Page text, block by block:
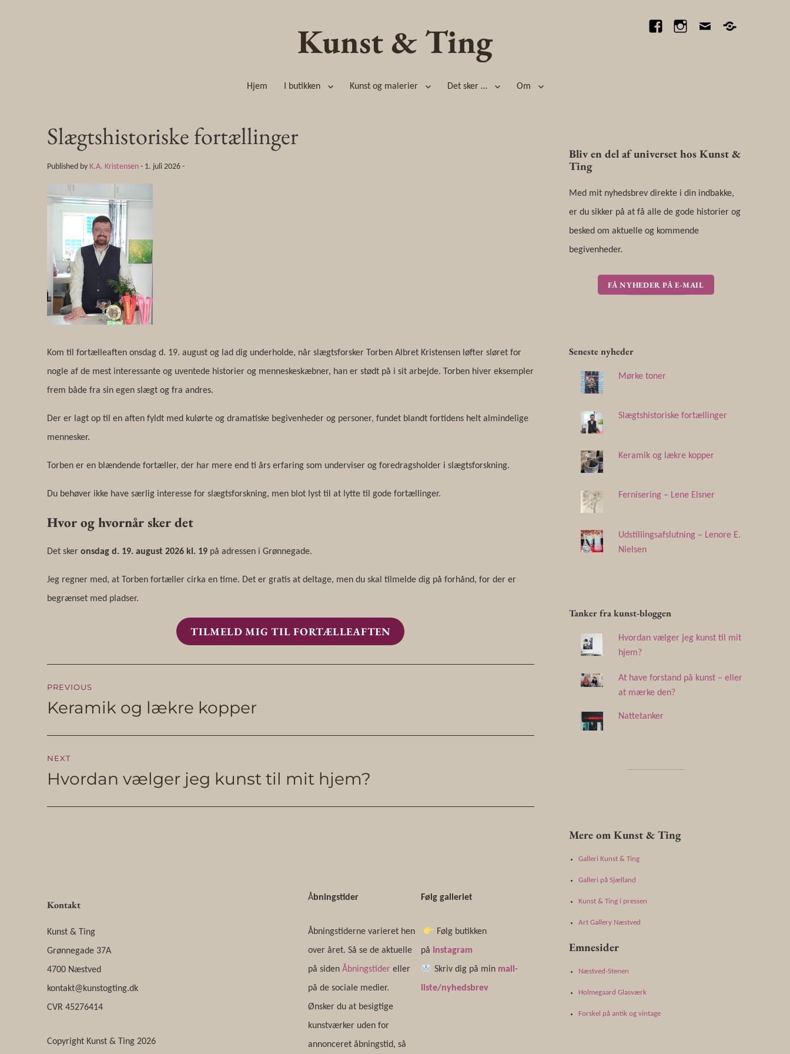
Kunst & Ting
Hjem I butikken Kunst og malerier Det sker … Om
FacebookInstagram
Slægtshistoriske fortællinger
Published by K.A. Kristensen - 1. juli 2026 -
Kom til fortælleaften onsdag d. 19. august og lad dig underholde, når slægtsforsker Torben Albret Kristensen løfter sløret for
nogle af de mest interessante og uventede historier og menneskeskæbner, han er stødt på i sit arbejde. Torben hiver eksempler
frem både fra sin egen slægt og fra andres.
Der er lagt op til en aften fyldt med kulørte og dramatiske begivenheder og personer, fundet blandt fortidens helt almindelige
mennesker.
Torben er en blændende fortæller, der har mere end ti års erfaring som underviser og foredragsholder i slægtsforskning.
Du behøver ikke have særlig interesse for slægtsforskning, men blot lyst til at lytte til gode fortællinger.
Hvor og hvornår sker det
Det sker onsdag d. 19. august 2026 kl. 19 på adressen i Grønnegade.
Jeg regner med, at Torben fortæller cirka en time. Det er gratis at deltage, men du skal tilmelde dig på forhånd, for der er
begrænset med pladser.
TILMELD MIG TIL FORTÆLLEAFTEN
Indlægsnavigation
PREVIOUS
Previous
Keramik og lækre kopper
NEXT
Next
Hvordan vælger jeg kunst til mit hjem?
Kontakt
Kunst & Ting
Grønnegade 37A
4700 Næstved
kontakt@kunstogting.dk
CVR 45276414
Copyright Kunst & Ting 2026
Åbningstider
Åbningstiderne varieret hen
over året. Så se de aktuelle
på sidenÅbningstidereller
på de sociale medier.
Ønsker du at besigtige
kunstværker uden for
annonceret åbningstid, så
Følg galleriet
Følg butikken
på
Instagram
Skriv dig på min mail-
liste/nyhedsbrev
Bliv en del af universet hos Kunst &
Ting
Med mit nyhedsbrev direkte i din indbakke,
er du sikker på at få alle de gode historier og
besked om aktuelle og kommende
begivenheder.
FÅ NYHEDER PÅ E-MAIL
Seneste nyheder
Mørke toner
Slægtshistoriske fortællinger
Keramik og lækre kopper
Fernisering – Lene Elsner
Udstillingsafslutning – Lenore E.
Nielsen
Tanker fra kunst-bloggen
Hvordan vælger jeg kunst til mit
hjem?
At have forstand på kunst – eller
at mærke den?
Nattetanker
Mere om Kunst & Ting
Galleri Kunst & Ting
Galleri på Sjælland
Kunst & Ting i pressen
Art Gallery Næstved
Emnesider
Næstved-Stenen
Holmegaard Glasværk
Forskel på antik og vintage